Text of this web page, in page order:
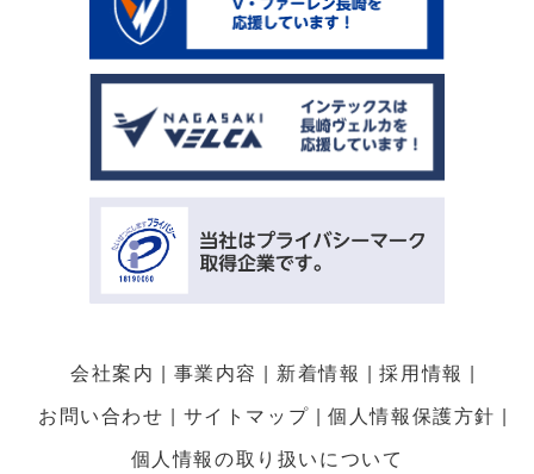
会社案内 事業内容 新着情報
採用情報
お問い合わせ
サイトマップ
個人情報保護方針
個人情報の取り扱いについて